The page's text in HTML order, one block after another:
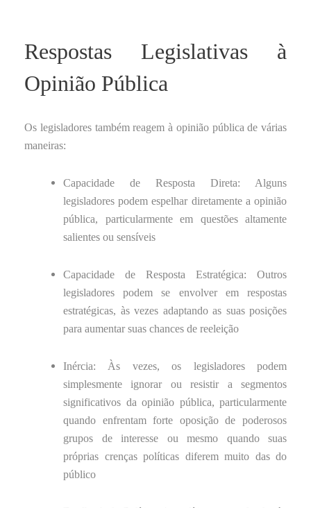
Respostas Legislativas à
Opinião Pública
Os legisladores também reagem à opinião pública de várias
maneiras:
Capacidade de Resposta Direta: Alguns
legisladores podem espelhar diretamente a opinião
pública, particularmente em questões altamente
salientes ou sensíveis
Capacidade de Resposta Estratégica: Outros
legisladores podem se envolver em respostas
estratégicas, às vezes adaptando as suas posições
para aumentar suas chances de reeleição
Inércia: Às vezes, os legisladores podem
simplesmente ignorar ou resistir a segmentos
significativos da opinião pública, particularmente
quando enfrentam forte oposição de poderosos
grupos de interesse ou mesmo quando suas
próprias crenças políticas diferem muito das do
público